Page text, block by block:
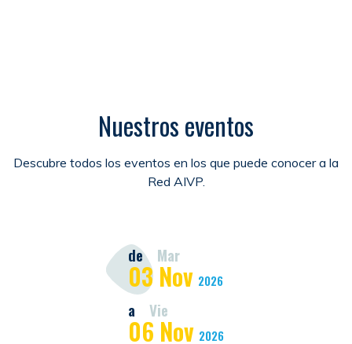
Nuestros eventos
Descubre todos los eventos en los que puede conocer a la
Red AIVP.
de Mar
03 Nov 2026
a Vie
06 Nov 2026